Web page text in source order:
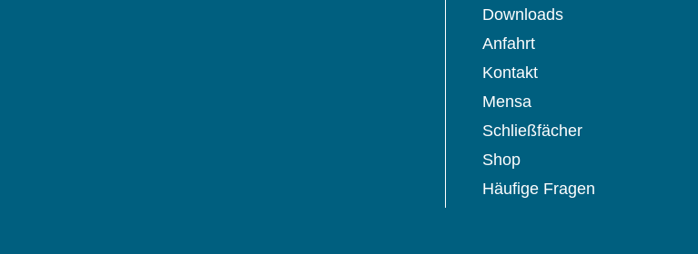
Downloads
Anfahrt
Kontakt
Mensa
Schließfächer
Shop
Häufige Fragen